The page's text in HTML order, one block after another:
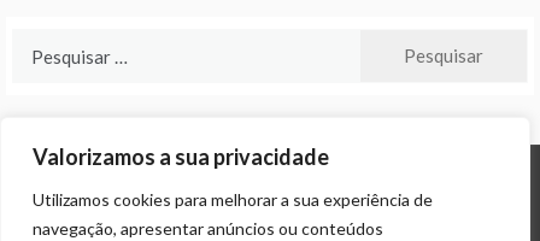
Valorizamos a sua privacidade
Utilizamos cookies para melhorar a sua experiência de
navegação, apresentar anúncios ou conteúdos
© ALL RIGHTS RESERVED 2024 THEME: PROMOS BYTEMPLATE SELL